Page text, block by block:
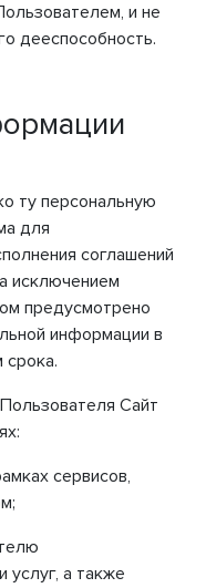
и не
дееспособность.
ту персональную
для
соглашений
исключением
предусмотрено
информации в
срока.
Сайт
сервисов,
услуг, а также